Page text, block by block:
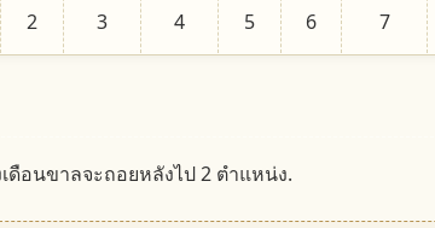
2 3 4 5 6 7
อนขาลจะถอยหลังไป 2 ตำแหน่ง.